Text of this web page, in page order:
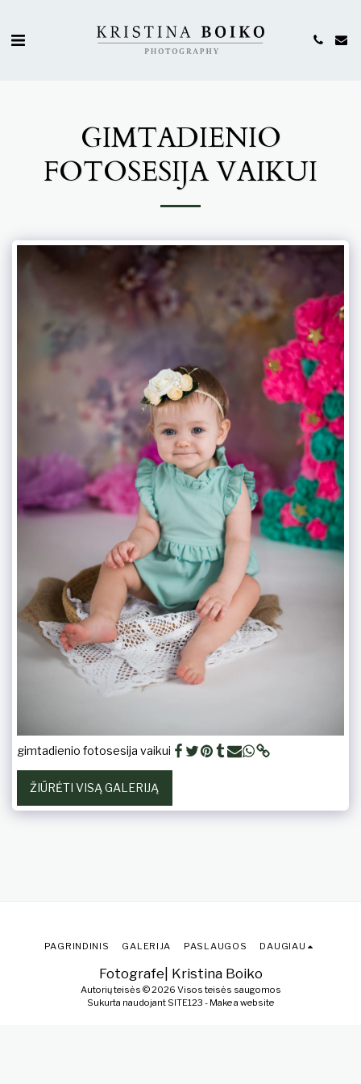
GIMTADIENIO
FOTOSESIJA VAIKUI
gimtadienio fotosesija vaikui
ŽIŪRĖTI VISĄ GALERIJĄ
Fotografe| Kristina Boiko
Autorių teisės © 2026 Visos teisės saugomos
Sukurta naudojant SITE123 - Make a website
PAGRINDINIS GALERIJA PASLAUGOS DAUGIAU